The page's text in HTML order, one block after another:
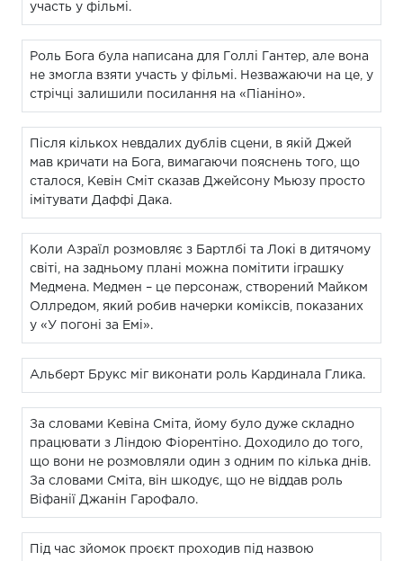
участь у фільмі.
Роль Бога була написана для Голлі Гантер, але вона
не змогла взяти участь у фільмі. Незважаючи на це, у
стрічці залишили посилання на «Піаніно».
Після кількох невдалих дублів сцени, в якій Джей
мав кричати на Бога, вимагаючи пояснень того, що
сталося, Кевін Сміт сказав Джейсону Мьюзу просто
імітувати Даффі Дака.
Коли Азраїл розмовляє з Бартлбі та Локі в дитячому
світі, на задньому плані можна помітити іграшку
Медмена. Медмен – це персонаж, створений Майком
Оллредом, який робив начерки коміксів, показаних
у «У погоні за Емі».
Альберт Брукс міг виконати роль Кардинала Глика.
За словами Кевіна Сміта, йому було дуже складно
працювати з Ліндою Фіорентіно. Доходило до того,
що вони не розмовляли один з одним по кілька днів.
За словами Сміта, він шкодує, що не віддав роль
Віфанії Джанін Гарофало.
Під час зйомок проєкт проходив під назвою